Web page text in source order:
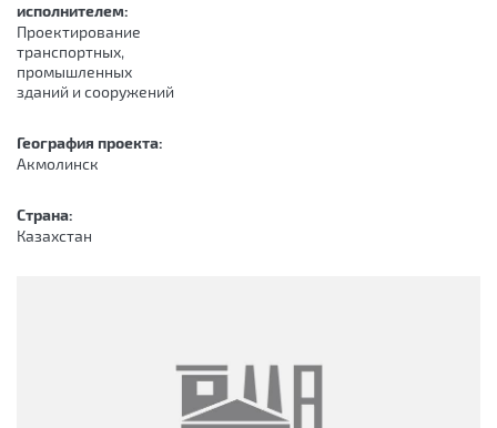
исполнителем:
Проектирование
транспортных,
промышленных
зданий и сооружений
География проекта:
Акмолинск
Страна:
Казахстан